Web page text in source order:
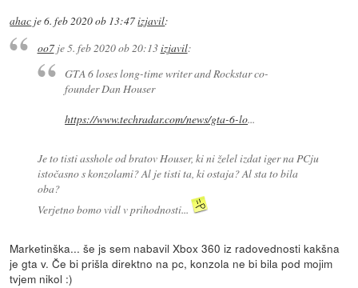
ahac je6. feb 2020 ob 13:47izjavil:
oo7je5. feb 2020 ob 20:13izjavil:
GTA 6 loses long-time writer and Rockstar co-
founder Dan Houser
https://www.techradar.com/news/gta-6-lo...
Je to tisti asshole od bratov Houser, ki ni želel izdat iger na PCju
istočasno s konzolami? Al je tisti ta, ki ostaja? Al sta to bila
oba?
Verjetno bomo vidl v prihodnosti...
Marketinška... še js sem nabavil Xbox 360 iz radovednosti kakšna
je gta v. Če bi prišla direktno na pc, konzola ne bi bila pod mojim
tvjem nikol :)